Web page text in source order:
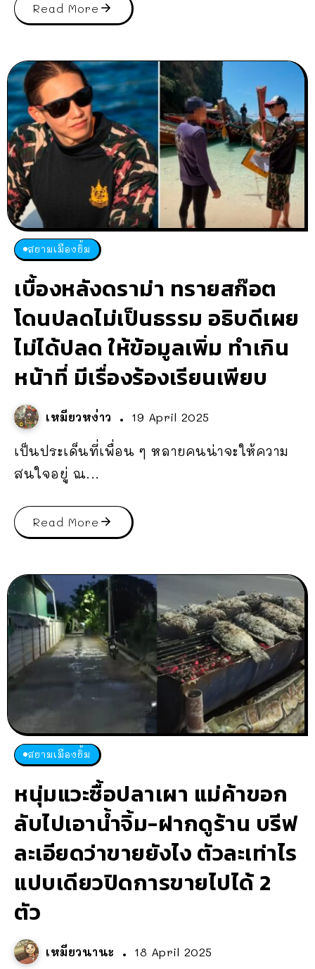
Read More
สยามเมืองยิ้ม
เบื้องหลังดราม่า ทรายสก๊อต
โดนปลดไม่เป็นธรรม อธิบดีเผย
ไม่ได้ปลด ให้ข้อมูลเพิ่ม ทำเกิน
หน้าที่ มีเรื่องร้องเรียนเพียบ
เหมียวหง่าว 19 April 2025
เป็นประเด็นที่เพื่อน ๆ หลายคนน่าจะให้ความ
สนใจอยู่ ณ...
Read More
สยามเมืองยิ้ม
หนุ่มแวะซื้อปลาเผา แม่ค้าขอก
ลับไปเอาน้ำจิ้ม-ฝากดูร้าน บรีฟ
ละเอียดว่าขายยังไง ตัวละเท่าไร
แปบเดียวปิดการขายไปได้ 2
ตัว
เหมียวนานะ 18 April 2025